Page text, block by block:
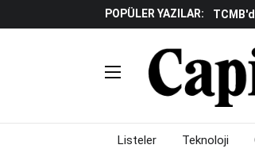
POPÜLER YAZILAR:
Listeler Teknoloji